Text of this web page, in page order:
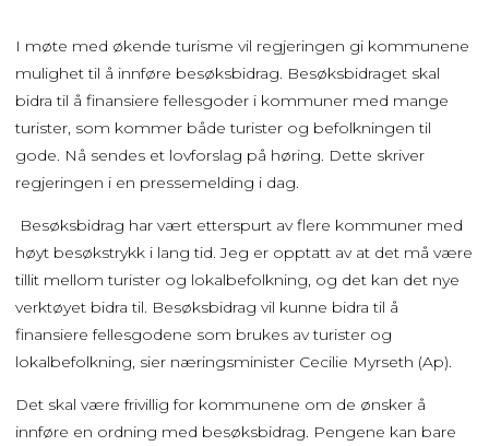
I møte med økende turisme vil regjeringen gi kommunene
mulighet til å innføre besøksbidrag. Besøksbidraget skal
bidra til å finansiere fellesgoder i kommuner med mange
turister, som kommer både turister og befolkningen til
gode. Nå sendes et lovforslag på høring. Dette skriver
regjeringen i en pressemelding i dag.
Besøksbidrag har vært etterspurt av flere kommuner med
høyt besøkstrykk i lang tid. Jeg er opptatt av at det må være
tillit mellom turister og lokalbefolkning, og det kan det nye
verktøyet bidra til. Besøksbidrag vil kunne bidra til å
finansiere fellesgodene som brukes av turister og
lokalbefolkning, sier næringsminister Cecilie Myrseth (Ap).
Det skal være frivillig for kommunene om de ønsker å
innføre en ordning med besøksbidrag. Pengene kan bare